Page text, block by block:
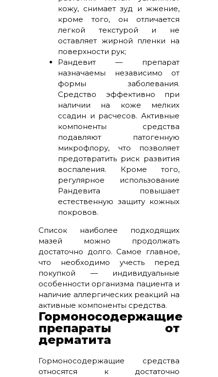
кожу, снимает зуд и жжение,
кроме того, он отличается
легкой текстурой и не
оставляет жирной пленки на
поверхности рук;
Рандевит — препарат
назначаемы независимо от
формы заболевания.
Средство эффективно при
наличии на коже мелких
ссадин и расчесов. Активные
компоненты средства
подавляют патогенную
микрофлору, что позволяет
предотвратить риск развития
воспаления. Кроме того,
регулярное использование
Рандевита повышает
естественную защиту кожных
покровов.
Список наиболее подходящих
мазей можно продолжать
достаточно долго. Самое главное,
что необходимо учесть перед
покупкой — индивидуальные
особенности организма пациента и
наличие аллергических реакций на
активные компоненты средства.
Гормоносодержащие
препараты от
дерматита
Гормоносодержащие средства
относятся к достаточно